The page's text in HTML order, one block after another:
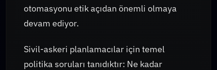
otomasyonu etik açıdan önemli olmaya
devam ediyor.
Sivil-askeri planlamacılar için temel
politika soruları tanıdıktır: Ne kadar